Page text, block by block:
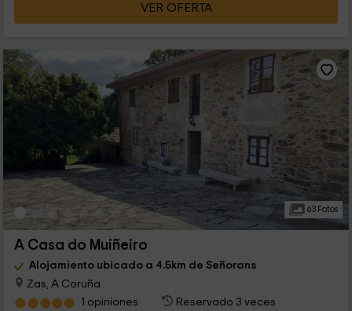
VER OFERTA
63 Fotos
A Casa do Muiñeiro
Alojamiento ubicado a 4.5km de Señorans
Zas, A Coruña
1 opiniones
Reservado 3 veces